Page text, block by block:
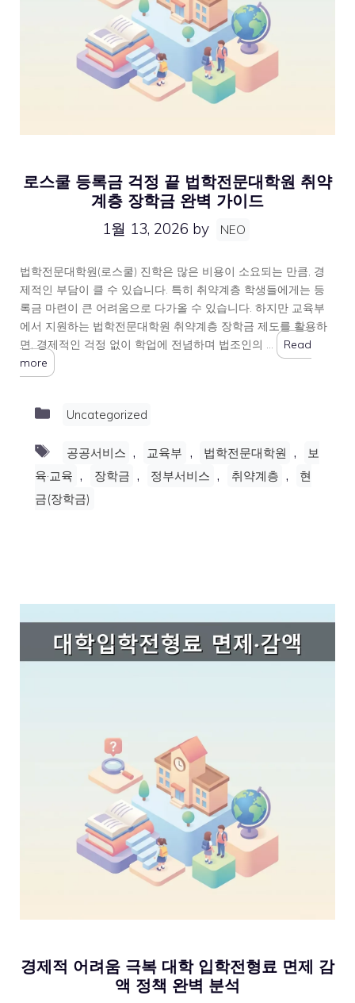
로스쿨 등록금 걱정 끝 법학전문대학원 취약
계층 장학금 완벽 가이드
1월 13, 2026 by NEO
법학전문대학원(로스쿨) 진학은 많은 비용이 소요되는 만큼, 경
제적인 부담이 클 수 있습니다. 특히 취약계층 학생들에게는 등
록금 마련이 큰 어려움으로 다가올 수 있습니다. 하지만 교육부
에서 지원하는 법학전문대학원 취약계층 장학금 제도를 활용하
면, 경제적인 걱정 없이 학업에 전념하며 법조인의 …
Read
more
Categories
Uncategorized
Tags
공공서비스 , 교육부 , 법학전문대학원 ,
보
육·교육 , 장학금 , 정부서비스 , 취약계층 ,
현
금(장학금)
경제적 어려움 극복 대학 입학전형료 면제 감
액 정책 완벽 분석